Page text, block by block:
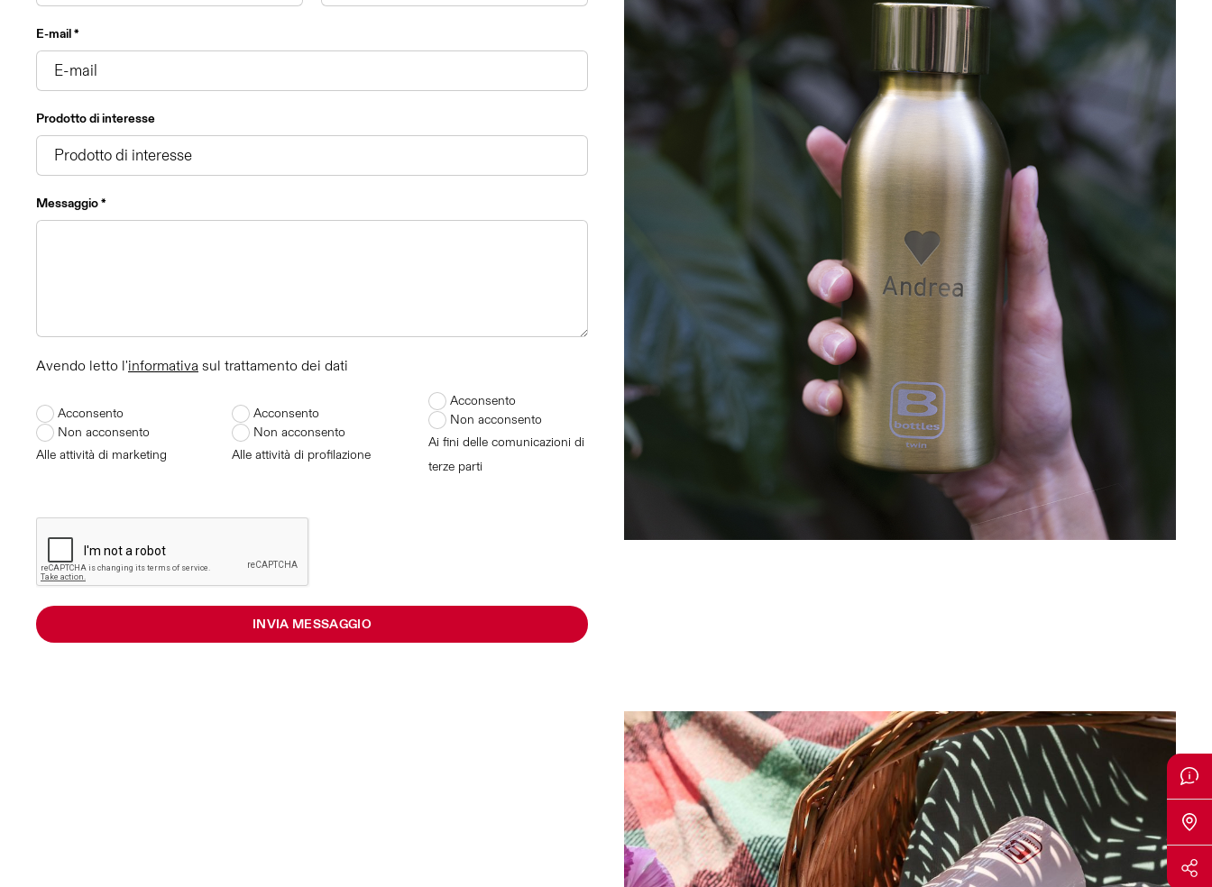
E-mail *
Prodotto di interesse
Messaggio *
Avendo letto l'informativa sul trattamento dei dati
Acconsento
Non acconsento
Alle attività di marketing
Acconsento
Non acconsento
Alle attività di profilazione
Acconsento
Non acconsento
Ai fini delle comunicazioni di
terze parti
INVIA MESSAGGIO